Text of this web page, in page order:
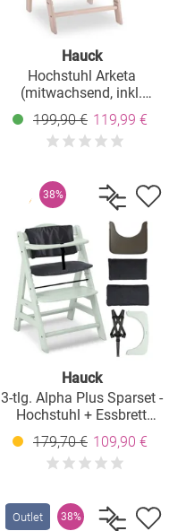
Hauck
Hochstuhl Arketa
(mitwachsend, inkl.
Gurtsystem, Massivholz
FSC zertifiziert) - Beech
Whitewashed Mint
199,90 € 119,99 €
38%
Hauck
3-tlg. Alpha Plus Sparset -
Hochstuhl + Essbrett
Wooden Tray + Sitzkissen
Deluxe in Melange
Charcoal - Mint
179,70 € 109,90 €
Outlet 38%